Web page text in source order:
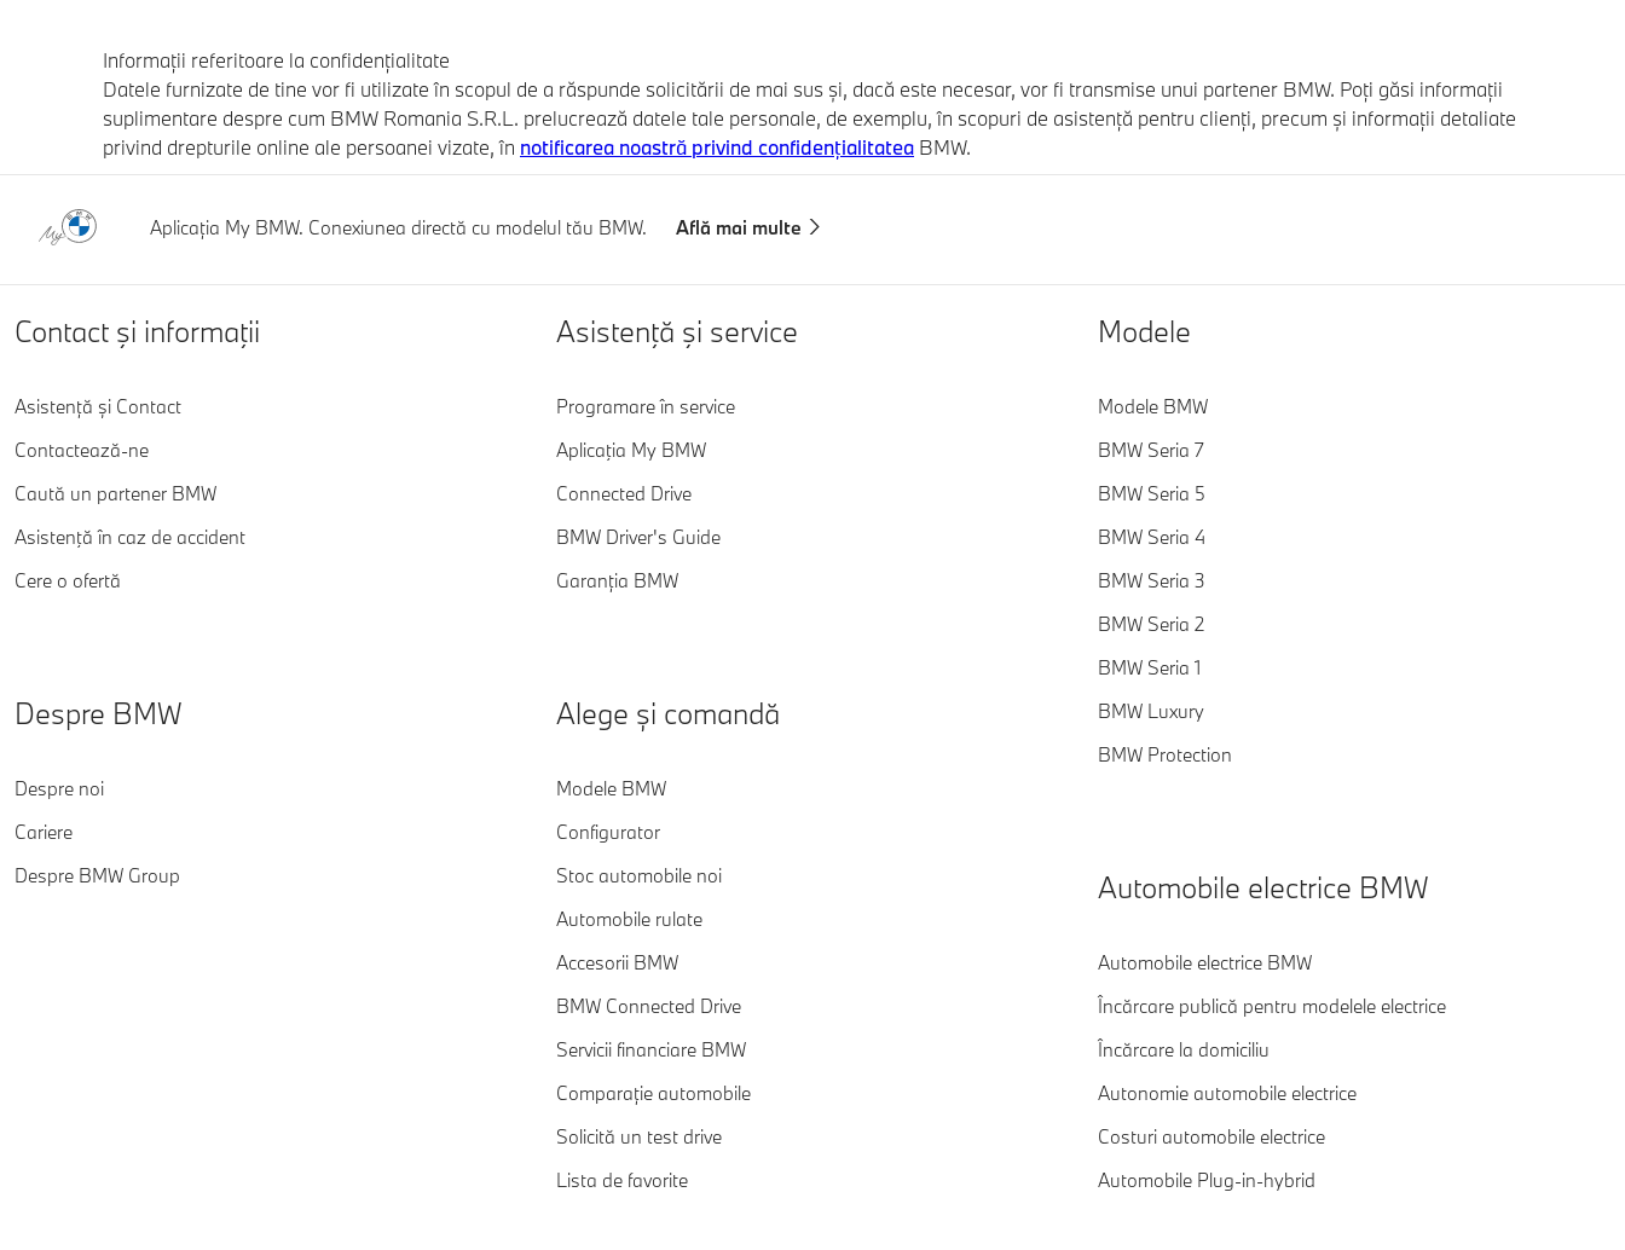
Informații referitoare la confidențialitate
Datele furnizate de tine vor fi utilizate în scopul de a răspunde solicitării de mai sus și, dacă este necesar, vor fi transmise unui partener BMW. Poți găsi informații
suplimentare despre cum BMW Romania S.R.L. prelucrează datele tale personale, de exemplu, în scopuri de asistență pentru clienți, precum și informații detaliate
privind drepturile online ale persoanei vizate, în notificarea noastră privind confidențialitatea BMW.